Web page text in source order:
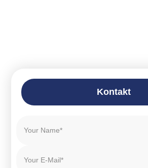
Kontakt